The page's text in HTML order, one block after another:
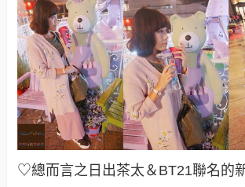
♡總而言之日出茶太＆BT21聯名的